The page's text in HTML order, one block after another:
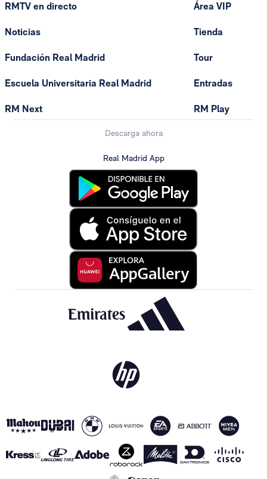
RMTV en directo
Noticias
Fundación Real Madrid
Escuela Universitaria Real Madrid
RM Next
Área VIP
Tienda
Tour
Entradas
RM Play
Descarga ahora
Real Madrid App